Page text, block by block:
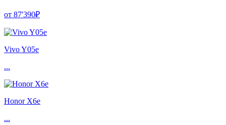
от 87'390₽
Vivo Y05e
...
Honor X6e
...